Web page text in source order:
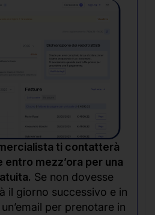
ti contatterà
mezz’ora per una
Se non dovesse
il giorno successivo e in
per prenotare in